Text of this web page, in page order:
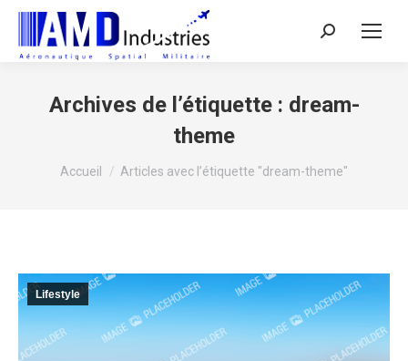
Search:
Archives de l’étiquette : dream-
theme
Vous êtes ici :
Accueil Articles avec l’étiquette "dream-theme"
Lifestyle